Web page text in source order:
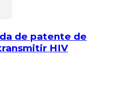
de patente de
HIV